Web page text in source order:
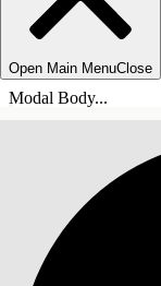
Open Main MenuClose
Modal Body...